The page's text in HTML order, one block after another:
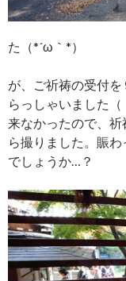
た（*´ω｀*）
が、ご祈祷の受付
らっしゃいました
来なかったので、
ら撮りました。賑
でしょうか…？